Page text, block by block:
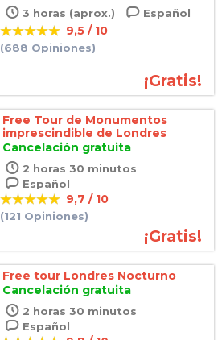
3 horas (aprox.) Español
9,5 / 10
(688 Opiniones)
¡Gratis!
Free Tour de Monumentos
imprescindible de Londres
Cancelación gratuita
2 horas 30 minutos
Español
9,7 / 10
(121 Opiniones)
¡Gratis!
Free tour Londres Nocturno
Cancelación gratuita
2 horas 30 minutos
Español